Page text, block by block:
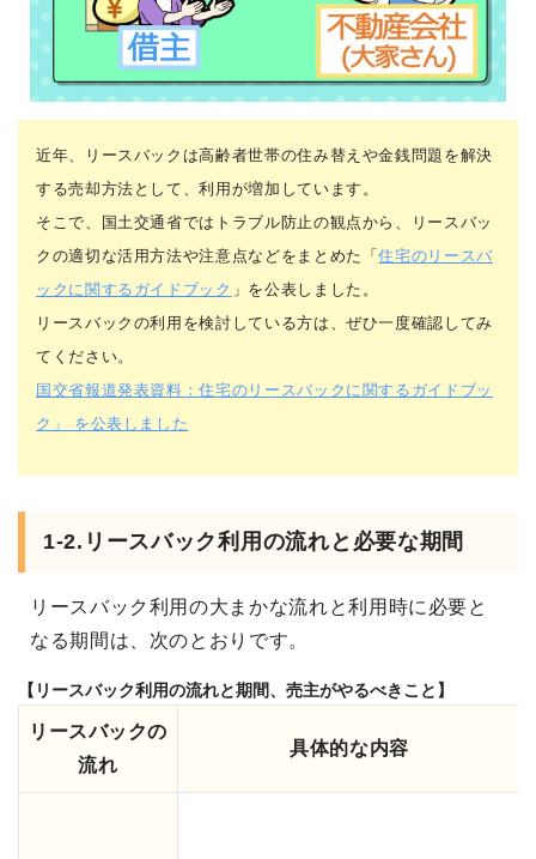
近年、リースバックは高齢者世帯の住み替えや金銭問題を解決
する売却方法として、利用が増加しています。
そこで、国土交通省ではトラブル防止の観点から、リースバッ
クの適切な活用方法や注意点などをまとめた「住宅のリースバ
ックに関するガイドブック 」を公表しました。
リースバックの利用を検討している方は、ぜひ一度確認してみ
てください。
国交省報道発表資料：住宅のリースバックに関するガイドブッ
ク」 を公表しました
1-2.リースバック利用の流れと必要な期間
リースバック利用の大まかな流れと利用時に必要と
なる期間は、次のとおりです。
【リースバック利用の流れと期間、売主がやるべきこと】
リースバックの
流れ
具体的な内容